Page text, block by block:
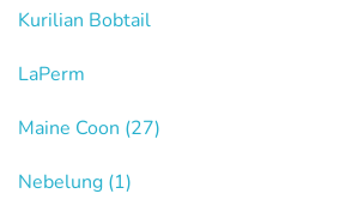
Kurilian Bobtail
LaPerm
Maine Coon (27)
Nebelung (1)